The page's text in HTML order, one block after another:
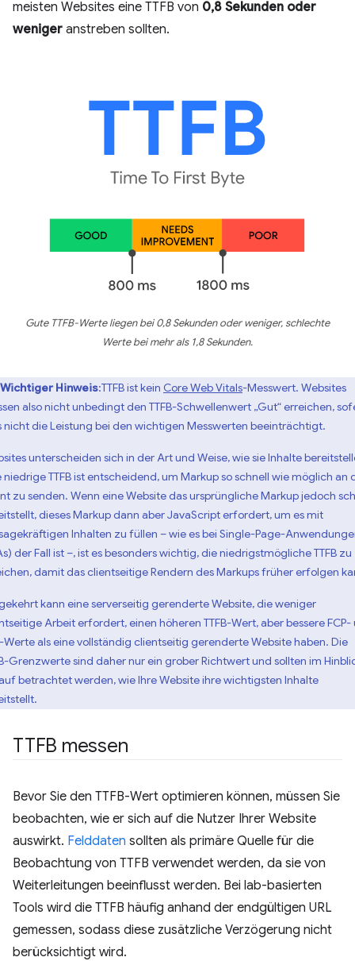
meisten Websites eine TTFB von 0,8 Sekunden oder
weniger anstreben sollten.
Gute TTFB-Werte liegen bei 0,8 Sekunden oder weniger, schlechte
Werte bei mehr als 1,8 Sekunden.
Wichtiger Hinweis:TTFB ist kein Core Web Vitals-Messwert. Websites
also nicht unbedingt den TTFB-Schwellenwert „Gut“ erreichen,
nicht die Leistung bei den wichtigen Messwerten beeinträchtigt.
unterscheiden sich in der Art und Weise, wie sie Inhalte
niedrige TTFB ist entscheidend, um Markup so schnell wie möglich an
zu senden. Wenn eine Website das ursprüngliche Markup jedoch
dieses Markup dann aber JavaScript erfordert, um es mit
Inhalten zu füllen – wie es bei Single-Page-
der Fall ist –, ist es besonders wichtig, die niedrigstmögliche TTFB zu
damit das clientseitige Rendern des Markups früher erfolgen
kann eine serverseitig gerenderte Website, die weniger
Arbeit erfordert, einen höheren TTFB-Wert, aber bessere FCP-
Werte als eine vollständig clientseitig gerenderte Website haben. Die
Grenzwerte sind daher nur ein grober Richtwert und sollten im
betrachtet werden, wie Ihre Website ihre wichtigsten Inhalte
TTFB messen
Bevor Sie den TTFB-Wert optimieren können, müssen Sie
beobachten, wie er sich auf die Nutzer Ihrer Website
auswirkt. Felddaten sollten als primäre Quelle für die
Beobachtung von TTFB verwendet werden, da sie von
Weiterleitungen beeinflusst werden. Bei lab-basierten
Tools wird die TTFB häufig anhand der endgültigen URL
gemessen, sodass diese zusätzliche Verzögerung nicht
berücksichtigt wird.